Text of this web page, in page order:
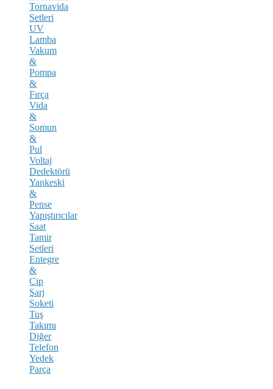
Tornavida
Setleri
UV
Lamba
Vakum
&
Pompa
&
Fırça
Vida
&
Somun
&
Pul
Voltaj
Dedektörü
Yankeski
&
Pense
Yapıştırıcılar
Saat
Tamir
Setleri
Entegre
&
Çip
Şarj
Soketi
Tuş
Takımı
Diğer
Telefon
Yedek
Parça